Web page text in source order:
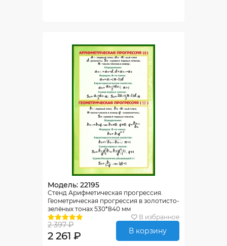
Модель: 22195
Стенд Арифметическая прогрессия.
Геометрическая прогрессия в золотисто-
зелёных тонах 530*840 мм
В избранное
2 397 ₽
2 261 ₽ В корзину